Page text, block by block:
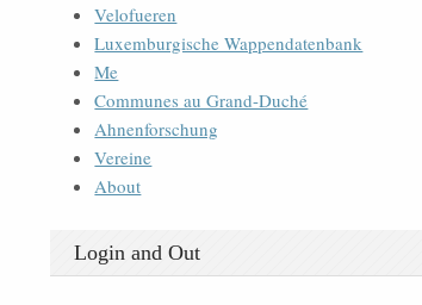
Velofueren
Luxemburgische Wappendatenbank
Me
Communes au Grand-Duché
Ahnenforschung
Vereine
About
Login and Out